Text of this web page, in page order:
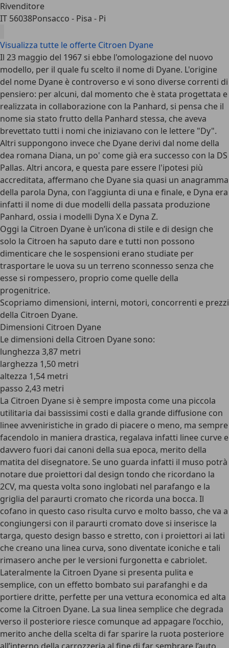
Rivenditore
IT 56038Ponsacco - Pisa - Pi
Visualizza tutte le offerte Citroen Dyane
Il 23 maggio del 1967 si ebbe l'omologazione del nuovo
modello, per il quale fu scelto il nome di Dyane. L'origine
del nome Dyane è controverso e vi sono diverse correnti di
pensiero: per alcuni, dal momento che è stata progettata e
realizzata in collaborazione con la Panhard, si pensa che il
nome sia stato frutto della Panhard stessa, che aveva
brevettato tutti i nomi che iniziavano con le lettere "Dy".
Altri suppongono invece che Dyane derivi dal nome della
dea romana Diana, un po' come già era successo con la DS
Pallas. Altri ancora, e questa pare essere l'ipotesi più
accreditata, affermano che Dyane sia quasi un anagramma
della parola Dyna, con l'aggiunta di una e finale, e Dyna era
infatti il nome di due modelli della passata produzione
Panhard, ossia i modelli Dyna X e Dyna Z.
Oggi la Citroen Dyane è un’icona di stile e di design che
solo la Citroen ha saputo dare e tutti non possono
dimenticare che le sospensioni erano studiate per
trasportare le uova su un terreno sconnesso senza che
esse si rompessero, proprio come quelle della
progenitrice.
Scopriamo dimensioni, interni, motori, concorrenti e prezzi
della Citroen Dyane.
Dimensioni Citroen Dyane
Le dimensioni della Citroen Dyane sono:
lunghezza 3,87 metri
larghezza 1,50 metri
altezza 1,54 metri
passo 2,43 metri
La Citroen Dyane si è sempre imposta come una piccola
utilitaria dai bassissimi costi e dalla grande diffusione con
linee avveniristiche in grado di piacere o meno, ma sempre
facendolo in maniera drastica, regalava infatti linee curve e
davvero fuori dai canoni della sua epoca, merito della
matita del disegnatore. Se uno guarda infatti il muso potrà
notare due proiettori dal design tondo che ricordano la
2CV, ma questa volta sono inglobati nel parafango e la
griglia del paraurti cromato che ricorda una bocca. Il
cofano in questo caso risulta curvo e molto basso, che va a
congiungersi con il paraurti cromato dove si inserisce la
targa, questo design basso e stretto, con i proiettori ai lati
che creano una linea curva, sono diventate iconiche e tali
rimasero anche per le versioni furgonetta e cabriolet.
Lateralmente la Citroen Dyane si presenta pulita e
semplice, con un effetto bombato sui parafanghi e da
portiere dritte, perfette per una vettura economica ed alta
come la Citroen Dyane. La sua linea semplice che degrada
verso il posteriore riesce comunque ad appagare l’occhio,
merito anche della scelta di far sparire la ruota posteriore